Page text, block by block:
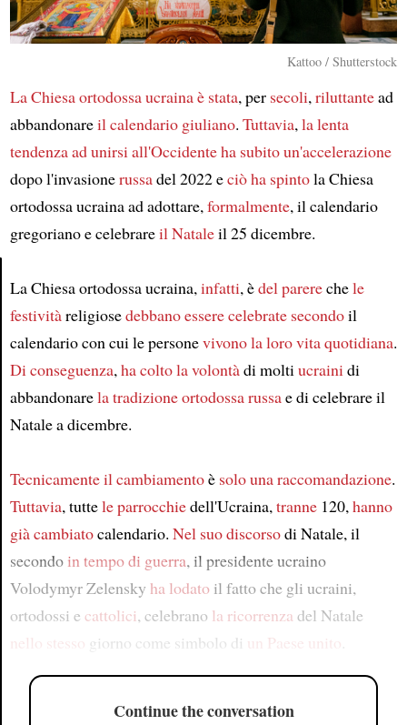
Article
Kattoo / Shutterstock
La Chiesa ortodossa ucrainaè stata, per secoli, riluttantead
abbandonareil calendario giuliano. Tuttavia, la lenta
tendenzaad unirsi all'Occidenteha subito un'accelerazione
dopo l'invasionerussadel 2022 eciòha spintola Chiesa
ortodossa ucraina ad adottare, formalmente, il calendario
gregoriano e celebrareil Nataleil 25 dicembre.
La Chiesa ortodossa ucraina, infatti, èdel parerechele
festivitàreligiosedebbano essere celebrate secondoil
calendario con cui le personevivonola loro vita quotidiana.
Di conseguenza, ha colto la volontàdi molti ucraini di
abbandonarela tradizione ortodossa russae di celebrare il
Natale a dicembre.
Tecnicamenteil cambiamentoè solouna raccomandazione.
Tuttavia, tuttele parrocchiedell'Ucraina, tranne120, hanno
già cambiatocalendario. Nel suo discorsodi Natale, il
secondo in tempo di guerra, il presidente ucraino
Volodymyr Zelensky ha lodatoil fatto che gli ucraini,
ortodossi e cattolici, celebrano la ricorrenza del Natale
nello stesso
giorno come simbolo di un Paese unito
Continue the conversation